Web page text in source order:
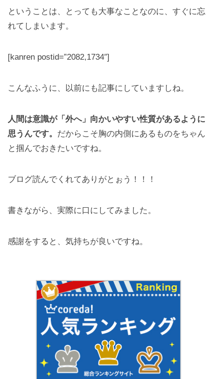
ということは、とっても大事なことなのに、すぐに忘
れてしまいます。
[kanren postid=”2082,1734″]
こんなふうに、以前にも記事にしていますしね。
人間は意識が「外へ」向かいやすい性質があるように
思うんです。 だからこそ胸の内側にあるものをちゃん
と掴んでおきたいですね。
ブログ読んでくれてありがとぉう！！！
書きながら、実際に口にしてみました。
感謝をすると、気持ちが良いですね。